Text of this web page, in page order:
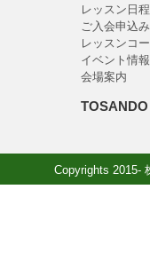
レッスン日程
ご入会申込
レッスンコ
イベント情報
会場案内
Copyrights 2015-